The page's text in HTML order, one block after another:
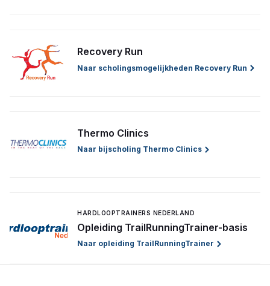
Recovery Run
Naar scholingsmogelijkheden Recovery Run
Thermo Clinics
Naar bijscholing Thermo Clinics
HARDLOOPTRAINERS NEDERLAND
Opleiding TrailRunningTrainer-basis
Naar opleiding TrailRunningTrainer